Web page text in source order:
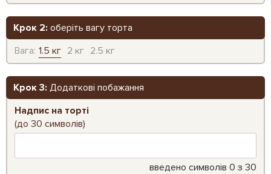
Крок 2: оберіть вагу торта
Вага: 1.5 кг 2 кг 2.5 кг
Крок 3: Додаткові побажання
Надпис на торті
(до 30 символів)
введено символів 0 з 30